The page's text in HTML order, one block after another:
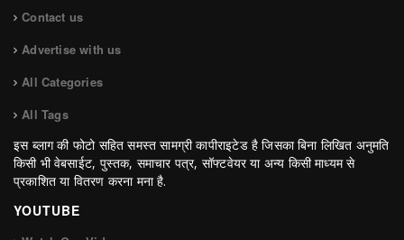
Contact us
Advertise with us
All Categories
All Tags
इस ब्लाग की फोटो सहित समस्त सामग्री कापीराइटेड है जिसका बिना लिखित अनुमति
किसी भी वेबसाईट, पुस्तक, समाचार पत्र, सॉफ्टवेयर या अन्य किसी माध्यम से
प्रकाशित या वितरण करना मना है.
YOUTUBE